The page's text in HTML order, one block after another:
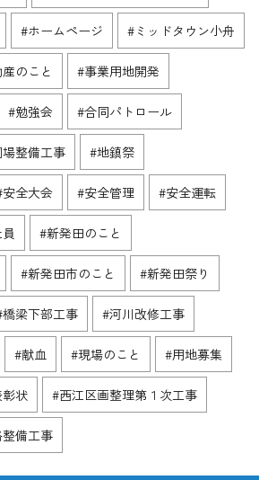
#ホームページ #ミッドタウン小舟
のこと #事業用地開発
#勉強会 #合同パトロール
整備工事 #地鎮祭
全大会 #安全管理 #安全運転
#新発田のこと
#新発田市のこと #新発田祭り
梁下部工事 #河川改修工事
#献血 #現場のこと #用地募集
状 #西江区画整理第１次工事
備工事